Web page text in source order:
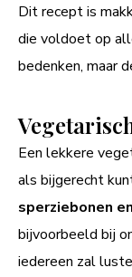
Dit recept is
die voldoet op
bedenken, maar
Een lekkere
als bijgerecht
sperziebonen
bijvoorbeeld bij
iedereen zal